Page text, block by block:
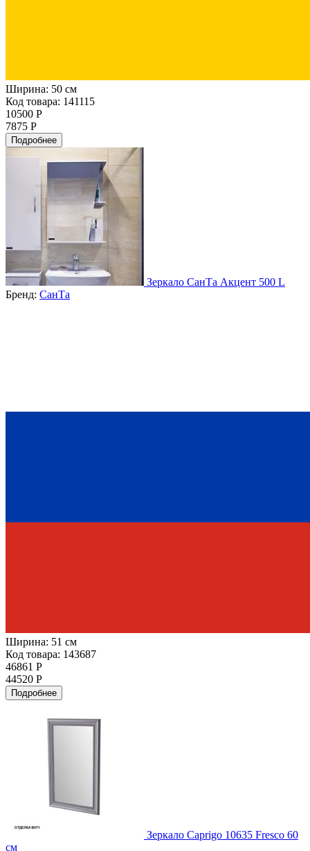
Ширина: 50 см
Код товара: 141115
10500 Р
7875 Р
Подробнее
Зеркало СанТа Акцент 500 L
Бренд: СанТа
Ширина: 51 см
Код товара: 143687
46861 Р
44520 Р
Подробнее
Зеркало Caprigo 10635 Fresco 60
см